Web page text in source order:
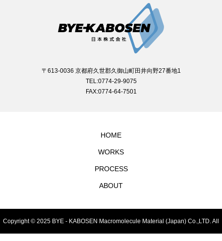
〒613-0036 京都府久世郡久御山町田井向野27番地1
TEL:0774-29-9075
FAX:0774-64-7501
HOME
WORKS
PROCESS
ABOUT
Copyright © 2025 BYE - KABOSEN Macromolecule Material (Japan) Co.,LTD. All